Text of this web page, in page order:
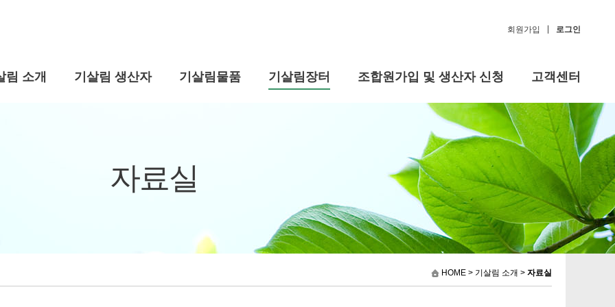
회원가입 로그인
림 소개 기살림 생산자 기살림물품 기살림장터 조합원가입 및 생산자 신청 고객센터
자료실
HOME > 기살림 소개 > 자료실